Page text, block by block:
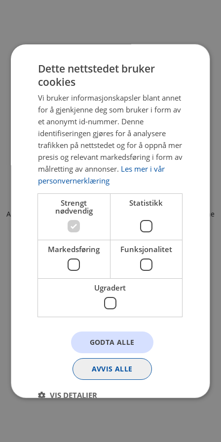
Application error: a client-side exception has occurred (see the
browser console for more information).
Dette nettstedet bruker
cookies
Vi bruker informasjonskapsler blant annet
for å gjenkjenne deg som bruker i form av
et anonymt id-nummer. Denne
identifiseringen gjøres for å analysere
trafikken på nettstedet og for å oppnå mer
presis og relevant markedsføring i form av
målretting av annonser. Les mer i vår
personvernerklæring
Strengt
nødvendig
Statistikk
Markedsføring Funksjonalitet
Ugradert
GODTA ALLE
AVVIS ALLE
VIS DETALJER